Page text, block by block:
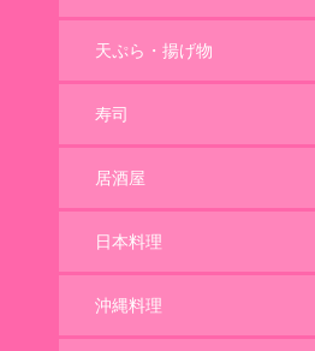
天ぷら・揚げ物
寿司
居酒屋
日本料理
沖縄料理